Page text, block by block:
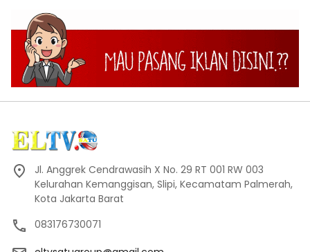
Jl. Anggrek Cendrawasih X No. 29 RT 001 RW 003
Kelurahan Kemanggisan, Slipi, Kecamatam Palmerah,
Kota Jakarta Barat
083176730071